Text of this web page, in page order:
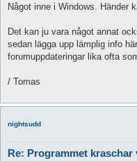
Något inne i Windows. Händer
Det kan ju vara något annat
sedan lägga upp lämplig info
forumuppdateringar lika ofta
/ Tomas
nightsudd
Re: Programmet